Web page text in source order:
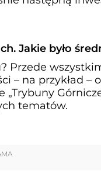
Jakie było
Przede
– na przykład –
tematów.